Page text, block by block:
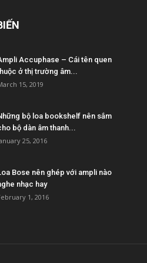
Accuphase – Cái tên quen
ở thị trường âm...
15, 2019
bộ loa bookshelf nên sắm
bộ dàn âm thanh...
25, 2016
Bose nên ghép với ampli nào
nhạc hay
1, 2016